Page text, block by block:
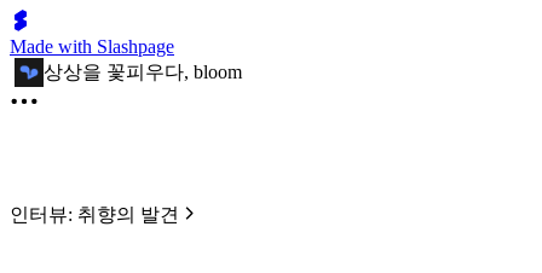
Made with Slashpage
상상을 꽃피우다, bloom
인터뷰: 취향의 발견